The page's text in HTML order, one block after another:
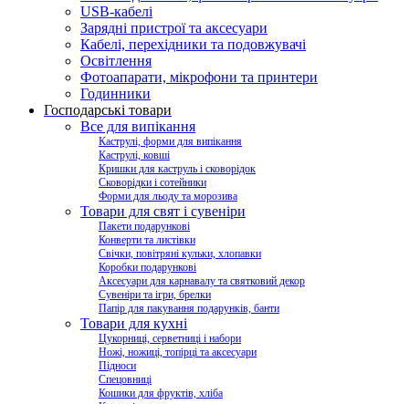
USB-кабелі
Зарядні пристрої та аксесуари
Кабелі, перехідники та подовжувачі
Освітлення
Фотоапарати, мікрофони та принтери
Годинники
Господарські товари
Все для випікання
Каструлі, форми для випікання
Каструлі, ковші
Кришки для каструль і сковорідок
Сковорідки і сотейники
Форми для льоду та морозива
Товари для свят і сувеніри
Пакети подарункові
Конверти та листівки
Свічки, повітряні кульки, хлопавки
Коробки подарункові
Аксесуари для карнавалу та святковий декор
Сувеніри та ігри, брелки
Папір для пакування подарунків, банти
Товари для кухні
Цукорниці, серветниці і набори
Ножі, ножиці, топірці та аксесуари
Підноси
Спецовниці
Кошики для фруктів, хліба